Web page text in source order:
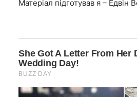
Матеріал підготував я – Едвін